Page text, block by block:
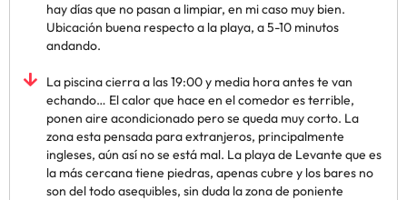
hay días que no pasan a limpiar, en mi caso muy bien.
Ubicación buena respecto a la playa, a 5-10 minutos
andando.
La piscina cierra a las 19:00 y media hora antes te van
echando… El calor que hace en el comedor es terrible,
ponen aire acondicionado pero se queda muy corto. La
zona esta pensada para extranjeros, principalmente
ingleses, aún así no se está mal. La playa de Levante que es
la más cercana tiene piedras, apenas cubre y los bares no
son del todo asequibles, sin duda la zona de poniente